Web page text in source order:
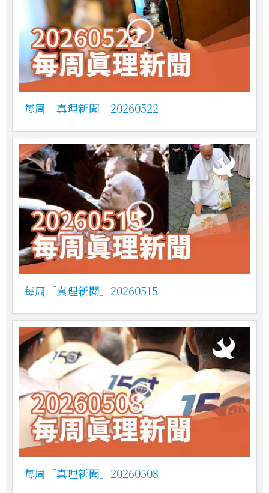
每周「真理新聞」20260522
每周「真理新聞」20260515
每周「真理新聞」20260508